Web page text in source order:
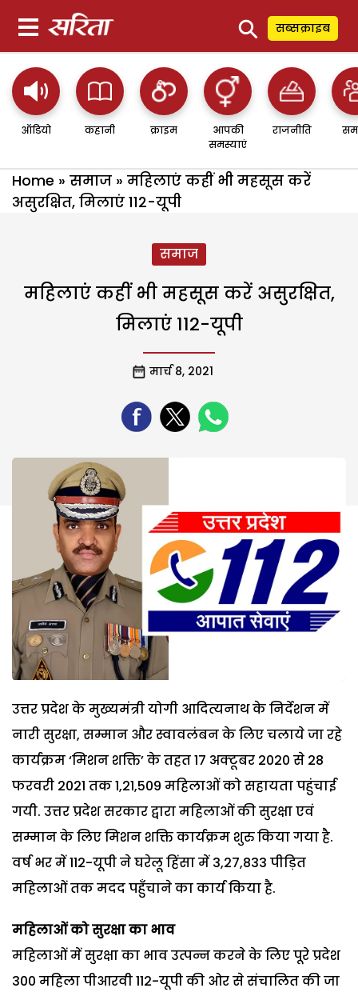
⚲ सब्सक्राइब
ऑडियो कहानी क्राइम
आपकी
समस्याएं
राजनीति
Home » समाज » महिलाएं कहीं भी महसूस करें
असुरक्षित, मिलाएं 112-यूपी
समाज
महिलाएं कहीं भी महसूस करें असुरक्षित,
मिलाएं 112-यूपी
मार्च 8, 2021
उत्तर प्रदेश के मुख्यमंत्री योगी आदित्यनाथ के निर्देशन में
नारी सुरक्षा, सम्मान और स्वावलंबन के लिए चलाये जा रहे
कार्यक्रम ‘मिशन शक्ति’ के तहत 17 अक्टूबर 2020 से 28
फरवरी 2021 तक 1,21,509 महिलाओं को सहायता पहुंचाई
गयी. उत्तर प्रदेश सरकार द्वारा महिलाओं की सुरक्षा एवं
सम्मान के लिए मिशन शक्ति कार्यक्रम शुरु किया गया है.
वर्ष भर में 112-यूपी ने घरेलू हिंसा में 3,27,833 पीड़ित
महिलाओं तक मदद पहुँचाने का कार्य किया है.
महिलाओं को सुरक्षा का भाव
महिलाओं में सुरक्षा का भाव उत्पन्न करने के लिए पूरे प्रदेश
300 महिला पीआरवी 112-यूपी की ओर से संचालित की जा